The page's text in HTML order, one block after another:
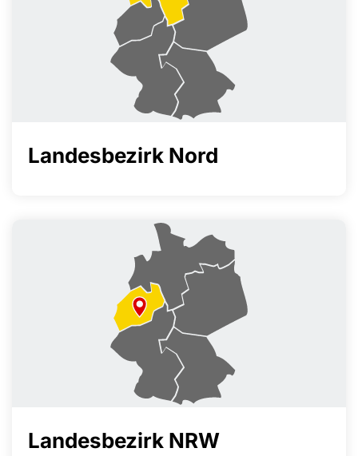
Landesbezirk Nord
Landesbezirk NRW